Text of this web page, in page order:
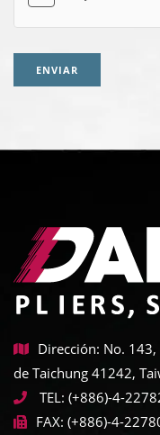
ENVIAR
Dirección: No.
de Taichung 41242,
TEL: (+886)-4-
FAX: (+886)-4-